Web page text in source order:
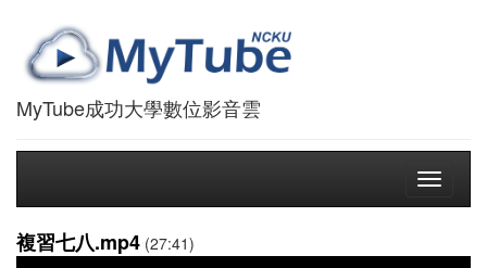
MyTube成功大學數位影音雲
Toggle
複習七八.mp4 (27:41)